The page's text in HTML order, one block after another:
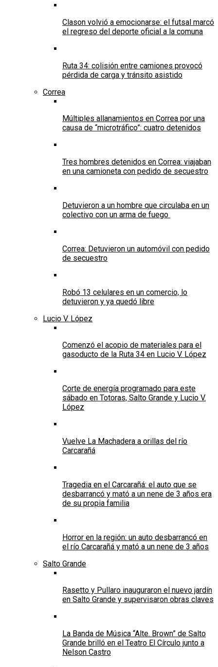
Clason volvió a emocionarse: el futsal marcó
el regreso del deporte oficial a la comuna
Ruta 34: colisión entre camiones provocó
pérdida de carga y tránsito asistido
Correa
Múltiples allanamientos en Correa por una
causa de “microtráfico”: cuatro detenidos
Tres hombres detenidos en Correa: viajaban
en una camioneta con pedido de secuestro
Detuvieron a un hombre que circulaba en un
colectivo con un arma de fuego
Correa: Detuvieron un automóvil con pedido
de secuestro
Robó 13 celulares en un comercio, lo
detuvieron y ya quedó libre
Lucio V. López
Comenzó el acopio de materiales para el
gasoducto de la Ruta 34 en Lucio V. López
Corte de energía programado para este
sábado en Totoras, Salto Grande y Lucio V.
López
Vuelve La Machadera a orillas del río
Carcarañá
Tragedia en el Carcarañá: el auto que se
desbarrancó y mató a un nene de 3 años era
de su propia familia
Horror en la región: un auto desbarrancó en
el río Carcarañá y mató a un nene de 3 años
Salto Grande
Rasetto y Pullaro inauguraron el nuevo jardín
en Salto Grande y supervisaron obras claves
La Banda de Música “Alte. Brown” de Salto
Grande brilló en el Teatro El Círculo junto a
Nelson Castro